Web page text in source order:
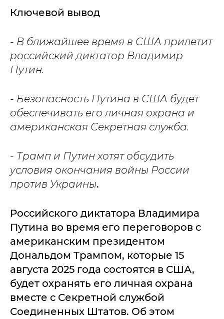
Ключевой вывод
- В ближайшее время в США прилетит
российский диктатор Владимир
Путин.
- Безопасность Путина в США будет
обеспечивать его личная охрана и
американская Секретная служба.
- Трамп и Путин хотят обсудить
условия окончания войны России
против Украины.
Российского диктатора Владимира
Путина во время его переговоров с
американским президентом
Дональдом Трампом, которые 15
августа 2025 года состоятся в США,
будет охранять его личная охрана
вместе с Секретной службой
Соединенных Штатов. Об этом